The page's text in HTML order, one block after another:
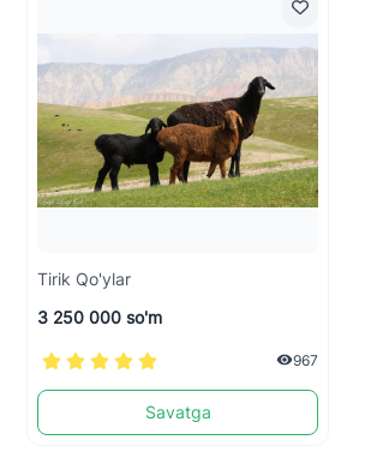
Tirik Qo'ylar
3 250 000 so'm
967
Savatga